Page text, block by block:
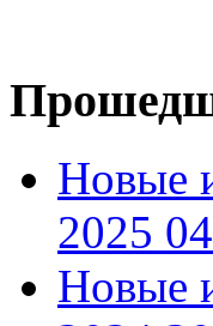
Новые
2025
Новые